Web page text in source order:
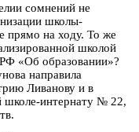
сомнений не
школы-
прямо на ходу. То же
школой
РФ «Об образовании»?
направила
Ливанову и в
интернату № 22,